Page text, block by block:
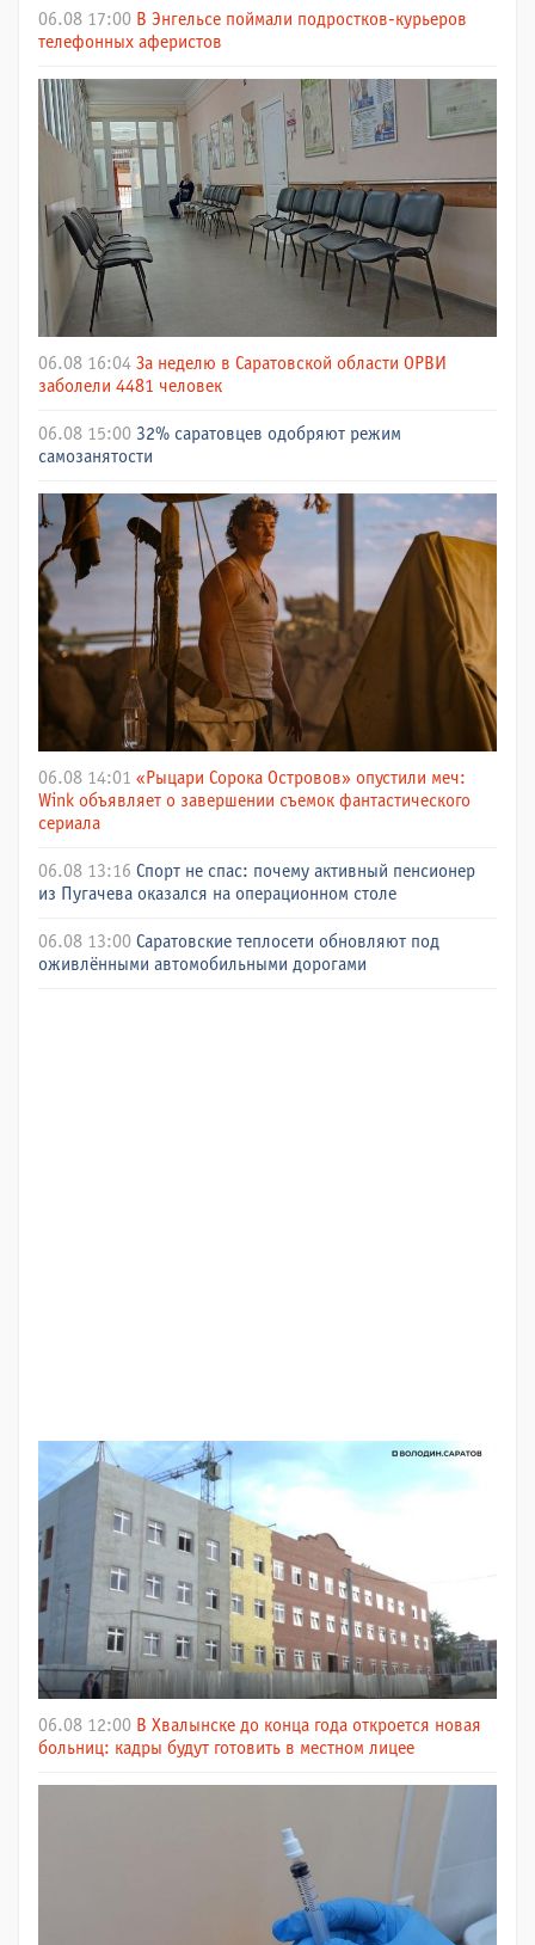
06.08 17:00 В Энгельсе поймали подростков-курьеров
телефонных аферистов
06.08 16:04 За неделю в Саратовской области ОРВИ
заболели 4481 человек
06.08 15:00 32% саратовцев одобряют режим
самозанятости
06.08 14:01 «Рыцари Сорока Островов» опустили меч:
Wink объявляет о завершении съемок фантастического
сериала
06.08 13:16 Спорт не спас: почему активный пенсионер
из Пугачева оказался на операционном столе
06.08 13:00 Саратовские теплосети обновляют под
оживлёнными автомобильными дорогами
06.08 12:00 В Хвалынске до конца года откроется новая
больниц: кадры будут готовить в местном лицее